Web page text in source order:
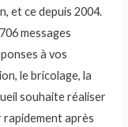
et ce depuis 2004.
messages
à vos
le bricolage, la
souhaite réaliser
après